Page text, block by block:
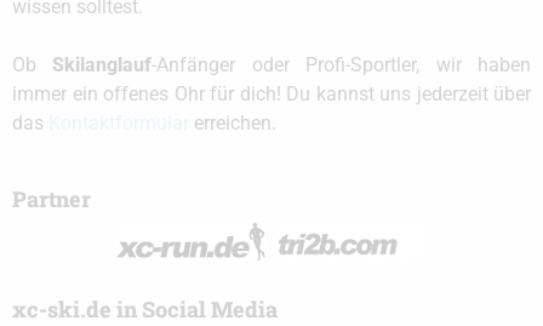
wissen solltest.
Ob Skilanglauf-Anfänger oder Profi-Sportler, wir haben
immer ein offenes Ohr für dich! Du kannst uns jederzeit über
das
erreichen.
Partner
xc-ski.de in Social Media